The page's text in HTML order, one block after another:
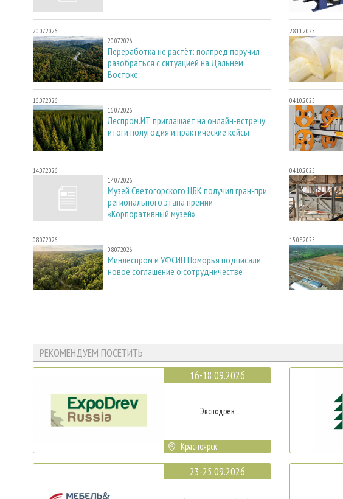
20.07.2026
20.07.2026
Переработка не растёт: полпред поручил
разобраться с ситуацией на Дальнем
Востоке
16.07.2026
16.07.2026
Леспром.ИТ приглашает на онлайн-встречу:
итоги полугодия и практические кейсы
14.07.2026
14.07.2026
Музей Светогорского ЦБК получил гран-при
регионального этапа премии
«Корпоративный музей»
08.07.2026
08.07.2026
Минлеспром и УФСИН Поморья подписали
новое соглашение о сотрудничестве
28.11.2025
04.10.2025
04.10.2025
15.08.2025
РЕКОМЕНДУЕМ ПОСЕТИТЬ
16-18.09.2026
Эксподрев
Красноярск
23-25.09.2026